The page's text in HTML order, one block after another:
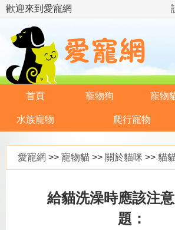
歡迎來到愛寵網
首頁 寵物狗 寵物
水族寵物 爬行寵物
愛寵網 >> 寵物貓 >> 關於貓咪 >> 貓
給貓洗澡時應該注
題：